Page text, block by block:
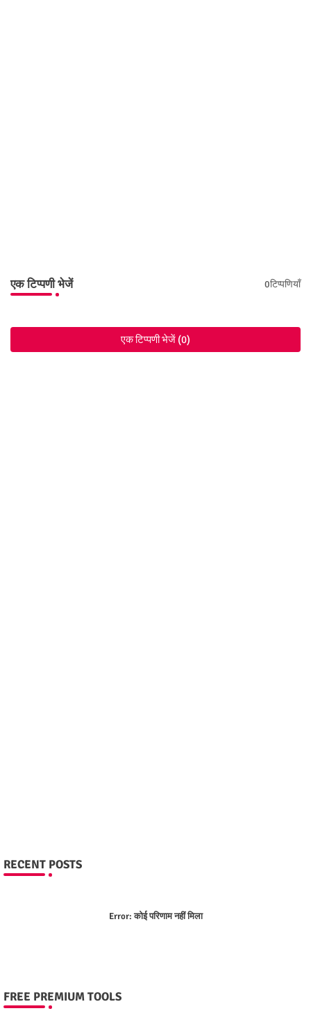
एक टिप्पणी भेजें 0टिप्पणियाँ
एक टिप्पणी भेजें (0)
RECENT POSTS
Error:कोई परिणाम नहीं मिला
FREE PREMIUM TOOLS